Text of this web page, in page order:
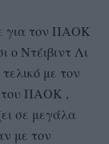
για τον ΠΑΟΚ
ο Ντέιβιντ Λι
με τον
του ΠΑΟΚ ,
σε μεγάλα
με τον